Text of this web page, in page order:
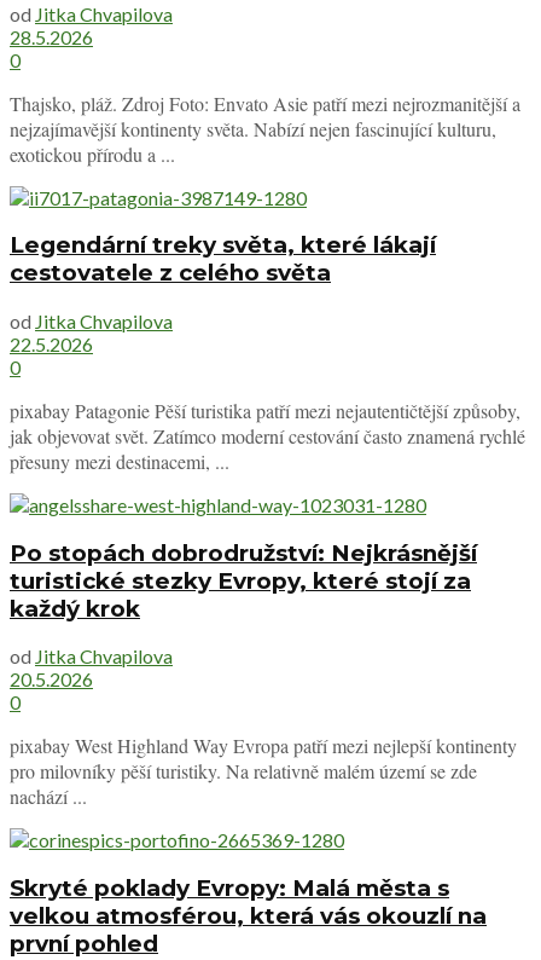
od Jitka Chvapilova
28.5.2026
0
Thajsko, pláž. Zdroj Foto: Envato Asie patří mezi nejrozmanitější a
nejzajímavější kontinenty světa. Nabízí nejen fascinující kulturu,
exotickou přírodu a ...
Legendární treky světa, které lákají
cestovatele z celého světa
od Jitka Chvapilova
22.5.2026
0
pixabay Patagonie Pěší turistika patří mezi nejautentičtější způsoby,
jak objevovat svět. Zatímco moderní cestování často znamená rychlé
přesuny mezi destinacemi, ...
Po stopách dobrodružství: Nejkrásnější
turistické stezky Evropy, které stojí za
každý krok
od Jitka Chvapilova
20.5.2026
0
pixabay West Highland Way Evropa patří mezi nejlepší kontinenty
pro milovníky pěší turistiky. Na relativně malém území se zde
nachází ...
Skryté poklady Evropy: Malá města s
velkou atmosférou, která vás okouzlí na
první pohled